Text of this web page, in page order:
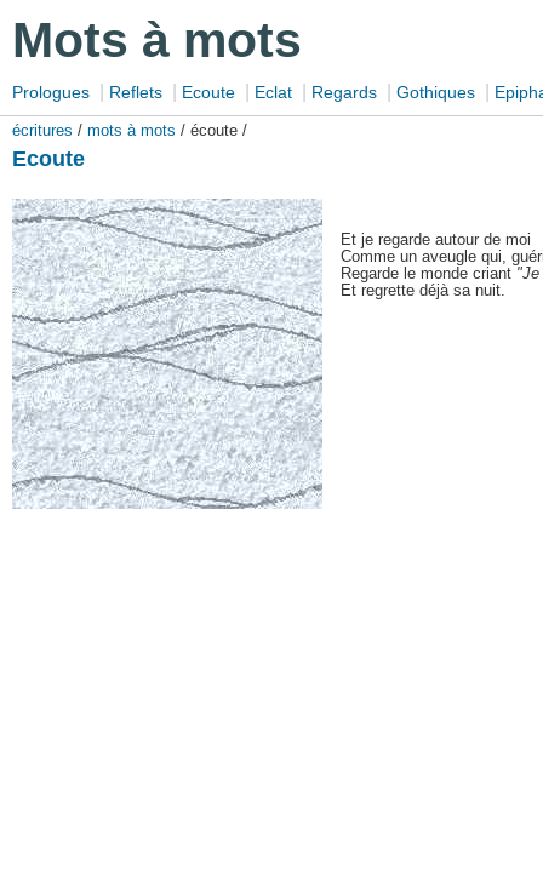
Mots à mots
Prologues Reflets Ecoute Eclat Regards Gothiques
écritures / mots à mots / écoute /
Ecoute
Et je regarde autour de moi
Comme un aveugle qui,
Regarde le monde criant
Et regrette déjà sa nuit.